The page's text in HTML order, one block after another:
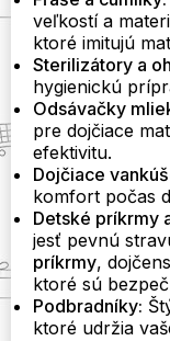
veľkostí a
ktoré imitujú
Sterilizátory a
hygienickú
Odsávačky
pre dojčiace
efektivitu.
Dojčiace
komfort počas
Detské príkrmy
jesť pevnú
príkrmy,
ktoré sú
Podbradníky:
ktoré udržia